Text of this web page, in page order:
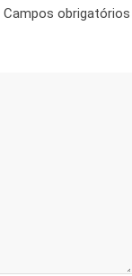
Campos obrigatórios